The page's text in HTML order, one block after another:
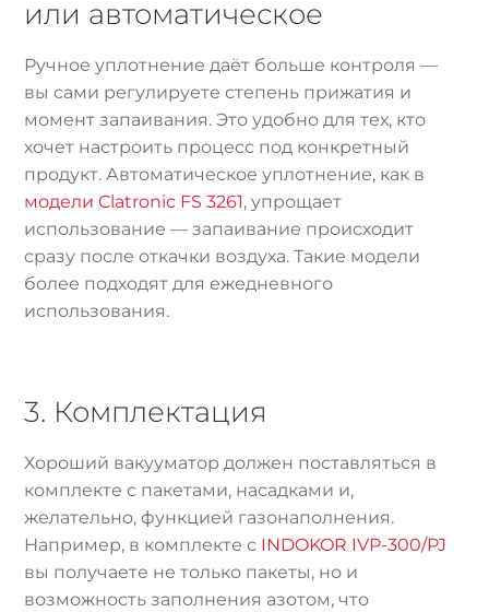
или автоматическое
Ручное уплотнение даёт больше контроля —
вы сами регулируете степень прижатия и
момент запаивания. Это удобно для тех, кто
хочет настроить процесс под конкретный
продукт. Автоматическое уплотнение, как в
модели Clatronic FS 3261, упрощает
использование — запаивание происходит
сразу после откачки воздуха. Такие модели
более подходят для ежедневного
использования.
3. Комплектация
Хороший вакууматор должен поставляться в
комплекте с пакетами, насадками и,
желательно, функцией газонаполнения.
Например, в комплекте с INDOKOR IVP-300/PJ
вы получаете не только пакеты, но и
возможность заполнения азотом, что